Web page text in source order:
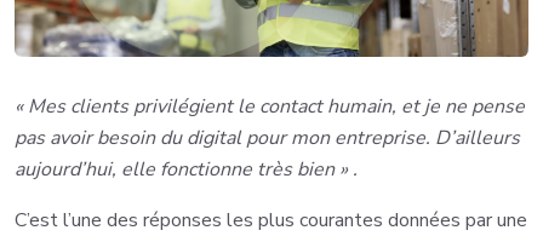
« Mes clients privilégient le contact humain, et je ne pense
pas avoir besoin du digital pour mon entreprise. D’ailleurs
aujourd’hui, elle fonctionne très bien » .
C’est l’une des réponses les plus courantes données par une